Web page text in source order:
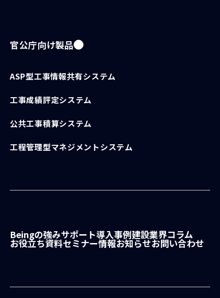
官公庁向け製品
ASP型工事情報共有システム
工事成績評定システム
公共工事積算システム
工程管理型マネジメントシステム
Beingの強みサポート導入事例建設業界コラム
お役立ち資料セミナー情報お知らせお問い合わせ